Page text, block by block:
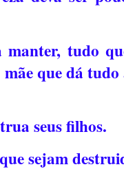
manter,tudo
que dá tudo
seus filhos.
sejam